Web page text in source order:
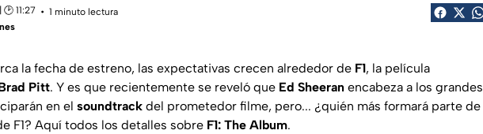
11:27
1 minuto lectura
la fecha de estreno, las expectativas crecen alrededor de F1, la película
Pitt. Y es que recientemente se reveló que Ed Sheeran encabeza a los grandes
en el soundtrack del prometedor filme, pero... ¿quién más formará parte de
F1? Aquí todos los detalles sobre F1: The Album.